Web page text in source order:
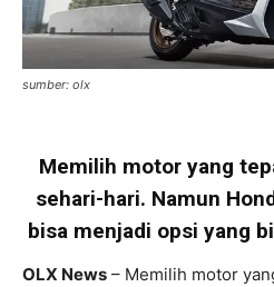
sumber: olx
Memilih motor yang
sehari-hari. Namun
bisa menjadi opsi yang
OLX News – Memilih motor